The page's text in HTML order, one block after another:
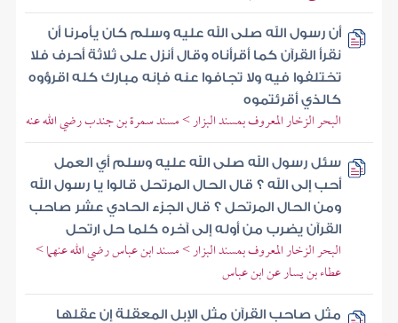
أن رسول الله صلى الله عليه وسلم كان يأمرنا أن
نقرأ القرآن كما أقرأناه وقال أنزل على ثلاثة أحرف فلا
تختلفوا فيه ولا تجافوا عنه فإنه مبارك كله اقرؤوه
كالذي أقرئتموه
البحر الزخار المعروف بمسند البزار > مسند سمرة بن جندب رضي الله عنه
سئل رسول الله صلى الله عليه وسلم أي العمل
أحب إلى الله ؟ قال الحال المرتحل قالوا يا رسول الله
ومن الحال المرتحل ؟ قال الجزء الحادي عشر صاحب
القرآن يضرب من أوله إلى آخره كلما حل ارتحل
البحر الزخار المعروف بمسند البزار > مسند ابن عباس رضي الله عنهما >
عطاء بن يسار عن ابن عباس
مثل صاحب القرآن مثل الإبل المعقلة إن عقلها